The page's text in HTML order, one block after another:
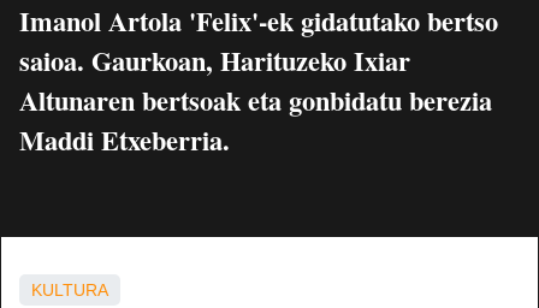
Imanol Artola 'Felix'-ek gidatutako bertso
saioa. Gaurkoan, Harituzeko Ixiar
Altunaren bertsoak eta gonbidatu berezia
Maddi Etxeberria.
KULTURA